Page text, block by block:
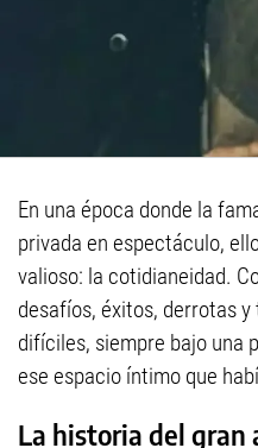
En una época donde la
privada en espectáculo,
valioso: la cotidianeidad.
desafíos, éxitos, derrotas
difíciles, siempre bajo una
ese espacio íntimo que
La historia del gran